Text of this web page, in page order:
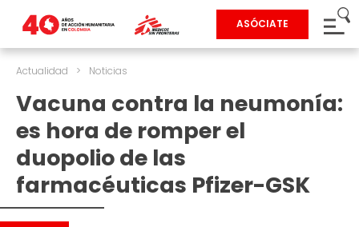
ASÓCIATE
Actualidad > Noticias
Vacuna contra la neumonía:
es hora de romper el
duopolio de las
farmacéuticas Pfizer-GSK